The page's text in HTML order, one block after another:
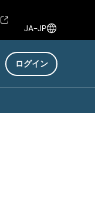
JA-JP
ログイン